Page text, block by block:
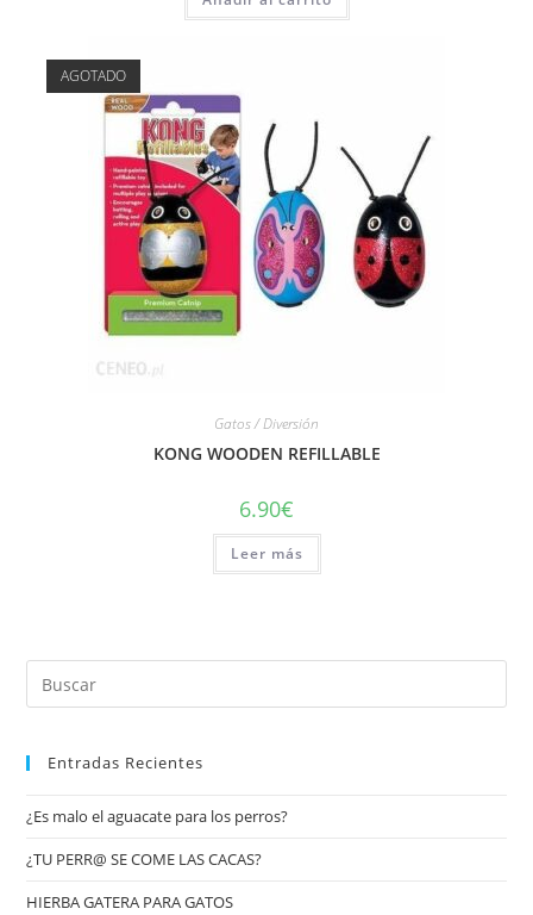
AGOTADO
Gatos / Diversión
KONG WOODEN REFILLABLE
6.90€
Leer más
Entradas Recientes
¿Es malo el aguacate para los perros?
¿TU PERR@ SE COME LAS CACAS?
HIERBA GATERA PARA GATOS